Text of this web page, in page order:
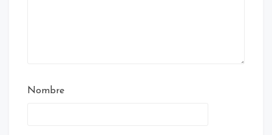
Nombre